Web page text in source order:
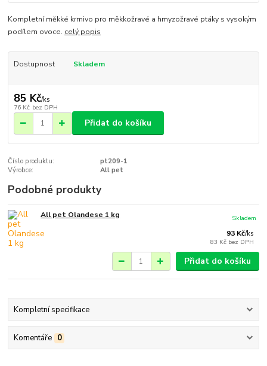
Kompletní měkké krmivo pro měkkožravé a hmyzožravé ptáky s vysokým
podílem ovoce. celý popis
Dostupnost Skladem
85 Kč/ks
76 Kč bez DPH
Přidat do košíku
Číslo produktu:
pt209-1
Výrobce:
All pet
Podobné produkty
All pet Olandese 1 kg
93 Kč/ks
83 Kč bez DPH
Skladem
Přidat do košíku
Kompletní specifikace
Komentáře 0